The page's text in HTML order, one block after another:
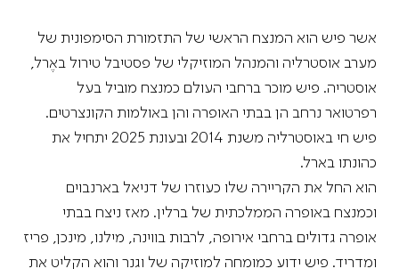
אשר פיש הוא המנצח הראשי של התזמורת הסימפונית של
מערב אוסטרליה והמנהל המוזיקלי של פסטיבל טירול באֶרל,
אוסטריה. פיש מוכר ברחבי העולם כמנצח מוביל בעל
רפרטואר נרחב הן בבתי האופרה והן באולמות הקונצרטים.
פיש חי באוסטרליה משנת 2014 ובעונת 2025 יתחיל את
כהונתו בארל.
הוא החל את הקריירה שלו כעוזרו של דניאל בארנבוים
וכמנצח באופרה הממלכתית של ברלין. מאז ניצח בבתי
אופרה גדולים ברחבי אירופה, לרבות בווינה, מילנו, מינכן, פריז
ומדריד. פיש ידוע כמומחה למוזיקה של וגנר והוא הקליט את